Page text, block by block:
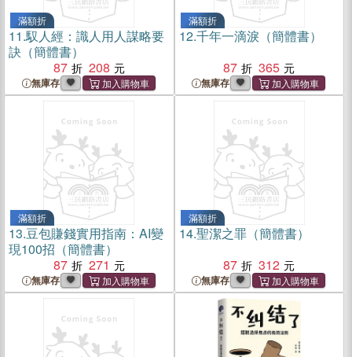
滿額折
11.馭人經：識人用人謀略要
訣（簡體書）
87
208
無庫存
滿額折
12.千年一滴淚（簡體書）
87
365
無庫存
滿額折
13.豆包賺錢實用指南：AI變
現100招（簡體書）
87
271
無庫存
滿額折
14.聖潔之罪（簡體書）
87
312
無庫存